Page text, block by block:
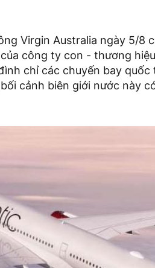
Virgin Australia ngày 5/8
công ty con - thương
chỉ các chuyến bay
cảnh biên giới nước này